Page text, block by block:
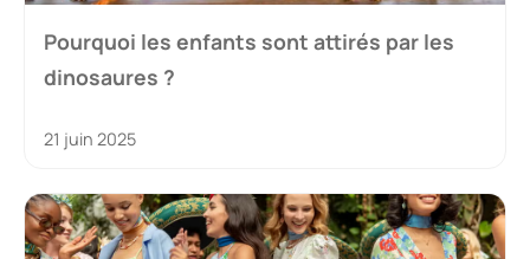
Pourquoi les enfants sont attirés par les
dinosaures ?
21 juin 2025